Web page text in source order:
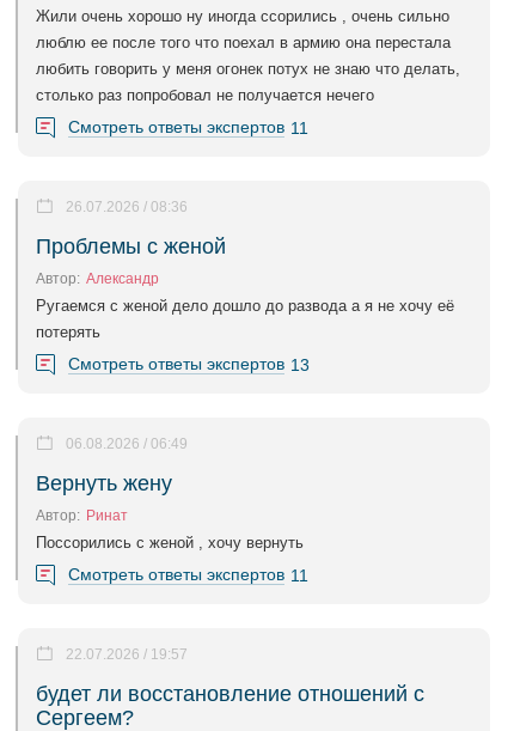
Жили очень хорошо ну иногда ссорились , очень сильно
люблю ее после того что поехал в армию она перестала
любить говорить у меня огонек потух не знаю что делать,
столько раз попробовал не получается нечего
Смотреть ответы экспертов 11
Проблемы с женой
26.07.2026 / 08:36
Автор: Александр
Ругаемся с женой дело дошло до развода а я не хочу её
потерять
Смотреть ответы экспертов 13
Вернуть жену
06.08.2026 / 06:49
Автор: Ринат
Поссорились с женой , хочу вернуть
Смотреть ответы экспертов 11
будет ли восстановление отношений с
Сергеем?
22.07.2026 / 19:57